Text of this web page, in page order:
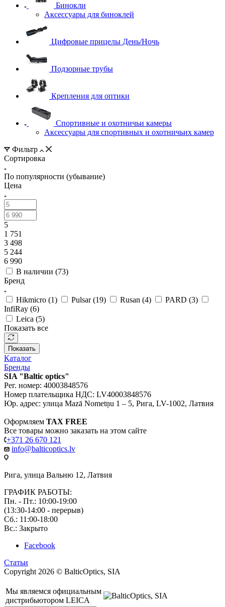
Бинокли
Аксессуары для биноклей
Цифровые прицелы День/Ночь
Подзорные трубы
Крепления для оптики
Спортивные и охотничьи камеры
Аксессуары для спортивных и охотничьих камер
Фильтр
Сортировка
По популярности (убывание)
Цена
5
1 751
3 498
5 244
6 990
В наличии (73)
Бренд
Hikmicro (1) Pulsar (19) Rusan (4) PARD (3)
InfiRay (6)
Leica (5)
Показать все
Показать
Каталог
Бренды
SIA "Baltic optics"
Рег. номер: 40003848576
Номер плательщика НДС: LV40003848576
Юр. адрес: улица Mazā Nometņu 1 – 5, Рига, LV-1002, Латвия
Оформляем TAX FREE
Все товары можно заказать на этом сайте
+371 26 670 121
info@balticoptics.lv
Рига, улица Вальню 12, Латвия
ГРАФИК РАБОТЫ:
Пн. - Пт.: 10:00-19:00
(13:30-14:00 - перерыв)
Сб.: 11:00-18:00
Вс.: Закрыто
Facebook
Статьи
Copyright 2026 © BalticOptics, SIA
Мы являемся официальным
дистрибьютором LEICA